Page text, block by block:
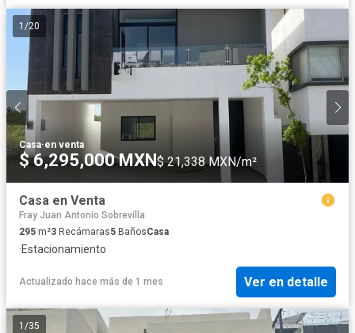
1 /20
Casa·en venta
$ 6,295,000 MXN$ 21,338 MXN/m²
Casa en Venta
Fray Juan Antonio Sobrevilla
295 m²3 Recámaras5 BañosCasa
·Estacionamiento
Actualizado hace más de 1 mes Ver en detalle
1 /35